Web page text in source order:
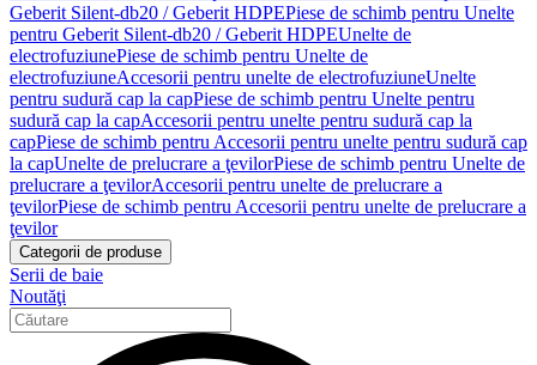
Geberit Silent-db20 / Geberit HDPEPiese de schimb pentru Unelte
pentru Geberit Silent-db20 / Geberit HDPEUnelte de
electrofuziunePiese de schimb pentru Unelte de
electrofuziuneAccesorii pentru unelte de electrofuziuneUnelte
pentru sudură cap la capPiese de schimb pentru Unelte pentru
sudură cap la capAccesorii pentru unelte pentru sudură cap la
capPiese de schimb pentru Accesorii pentru unelte pentru sudură cap
la capUnelte de prelucrare a ţevilorPiese de schimb pentru Unelte de
prelucrare a ţevilorAccesorii pentru unelte de prelucrare a
ţevilorPiese de schimb pentru Accesorii pentru unelte de prelucrare a
ţevilor
Categorii de produse
Serii de baie
Noutăţi